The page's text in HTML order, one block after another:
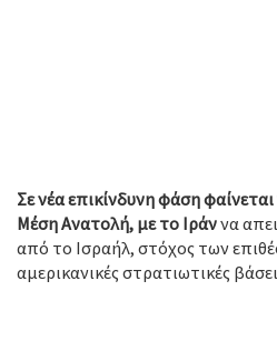
Σε νέα επικίνδυνη φάση
Μέση Ανατολή, με το Ιράννα
από το Ισραήλ, στόχος των
αμερικανικές στρατιωτικές